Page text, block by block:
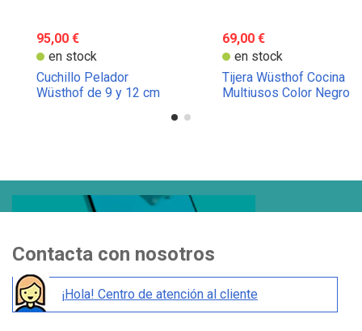
95,00 €
en stock
Cuchillo Pelador
Wüsthof de 9 y 12 cm
69,00 €
en stock
Tijera Wüsthof Cocina
Multiusos Color Negro
Contacta con nosotros
¡Hola! Centro de atención al cliente